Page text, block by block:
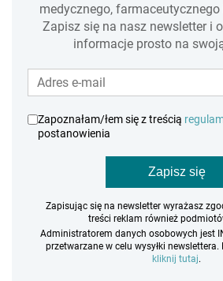
medycznego,
Zapisz się na nasz newsletter i
informacje prosto na
Zapoznałam/łem się z treścią
postanowienia
Zapisz się
Zapisując się na newsletter wyrażasz
treści reklam również
Administratorem danych osobowych jest
przetwarzane w celu wysyłki
kliknij tutaj.